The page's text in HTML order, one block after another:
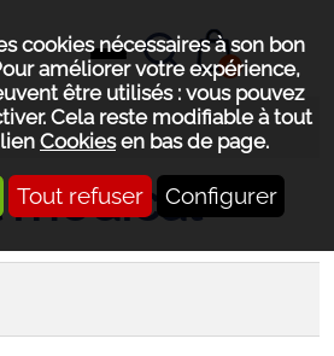
cookies nécessaires à son bon
améliorer votre expérience,
être utilisés : vous pouvez
Cela reste modifiable à tout
Cookiesen bas de page.
Tout refuser Configurer
0
médical